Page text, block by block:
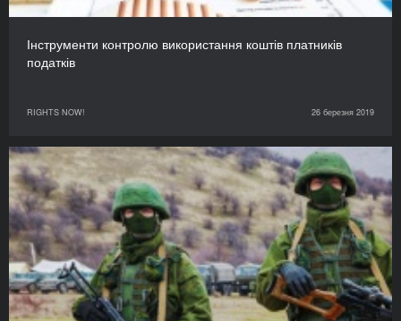
Інструменти контролю використання коштів платників
податків
RIGHTS NOW! 26 березня 2019